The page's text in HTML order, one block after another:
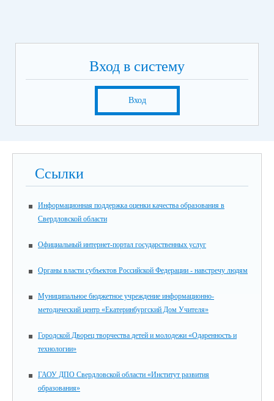
Вход в систему
Вход
Ссылки
Информационная поддержка оценки качества образования в
Свердловской области
Официальный интернет-портал государственных услуг
Органы власти субъектов Российской Федерации - навстречу людям
Муниципальное бюджетное учреждение информационно-
методический центр «Екатеринбургский Дом Учителя»
Городской Дворец творчества детей и молодежи «Одаренность и
технологии»
ГАОУ ДПО Свердловской области «Институт развития
образования»